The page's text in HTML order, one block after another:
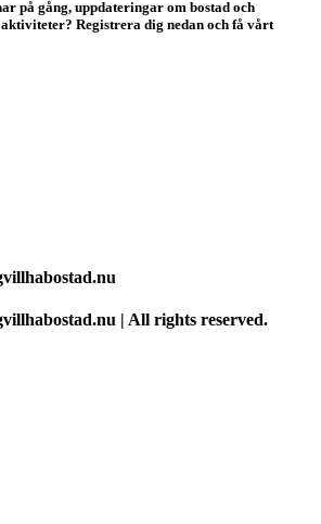
på gång, uppdateringar om bostad och
Registrera dig nedan och få vårt
| All rights reserved.